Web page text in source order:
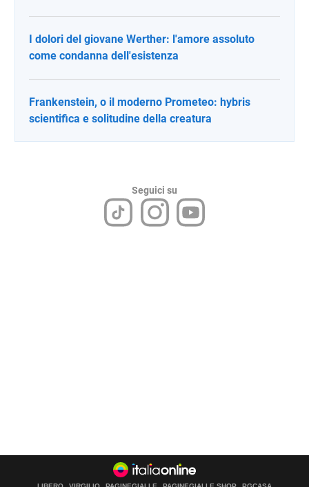
I dolori del giovane Werther: l'amore assoluto
come condanna dell'esistenza
Frankenstein, o il moderno Prometeo: hybris
scientifica e solitudine della creatura
Seguici su